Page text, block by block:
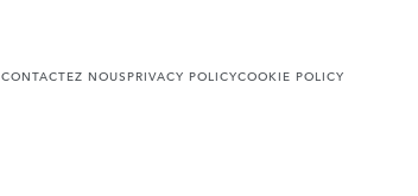
CONTACTEZ NOUSPRIVACY POLICYCOOKIE POLICY